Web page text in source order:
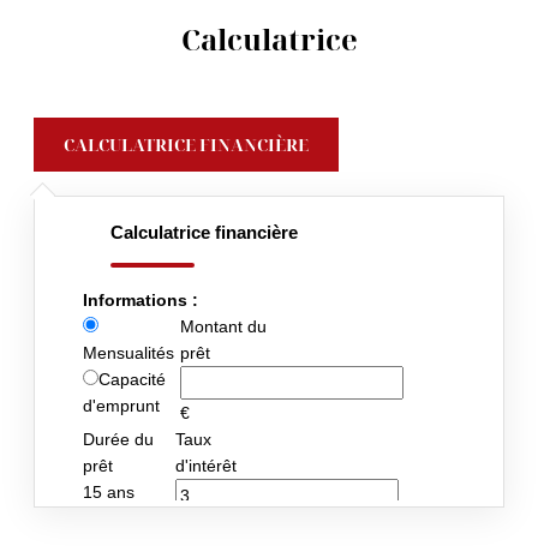
Calculatrice
CALCULATRICE FINANCIÈRE